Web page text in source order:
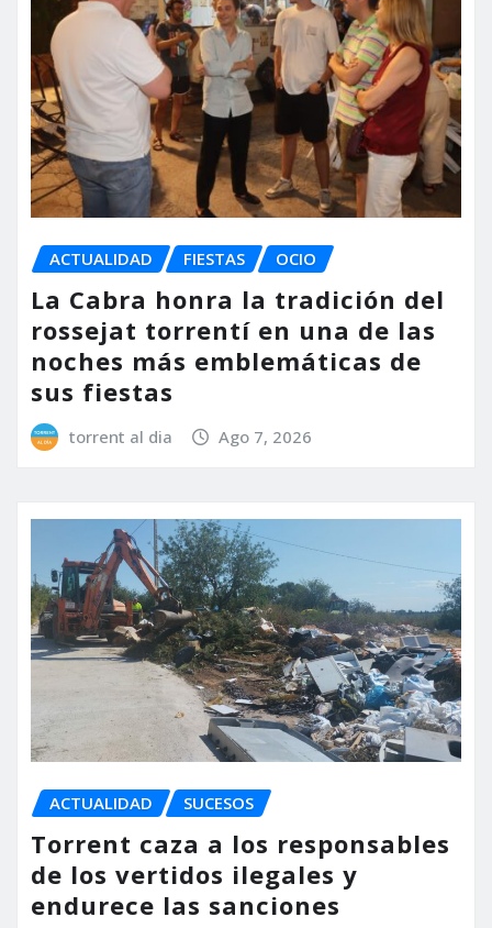
ACTUALIDAD FIESTAS OCIO
La Cabra honra la tradición del
rossejat torrentí en una de las
noches más emblemáticas de
sus fiestas
torrent al dia Ago 7, 2026
ACTUALIDAD SUCESOS
Torrent caza a los responsables
de los vertidos ilegales y
endurece las sanciones